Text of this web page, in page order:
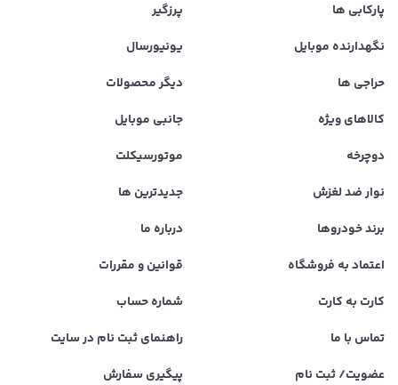
پارکابی ها
پرزگیر
نگهدارنده موبایل
یونیورسال
حراجی ها
دیگر محصولات
کالاهای ویژه
جانبی موبایل
دوچرخه
موتورسیکلت
نوار ضد لغزش
جدیدترین ها
برند خودروها
درباره ما
اعتماد به فروشگاه
قوانین و مقررات
کارت به کارت
شماره حساب
تماس با ما
راهنمای ثبت نام در سایت
عضویت/ ثبت نام
پیگیری سفارش